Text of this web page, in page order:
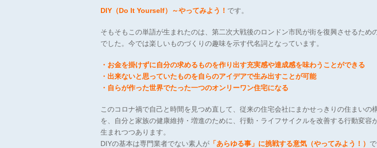
DIY（Do It Yourself）～やってみよう！ です。
そもそもこの単語が生まれたのは、第二次大戦後のロンドン市民が街を復興させるため
でした。今では楽しいものづくりの趣味を示す代名詞となっています。
・お金を掛けずに自分の求めるものを作り出す充実感や達成感を味わうことができる
・出来ないと思っていたものを自らのアイデアで生み出すことが可能
・自らが作った世界でたった一つのオンリーワン住宅になる
このコロナ禍で自己と時間を見つめ直して、従来の住宅会社にまかせっきりの住まいの
を、自分と家族の健康維持・増進のために、行動・ライフサイクルを改善する行動変容
生まれつつあります。
DIYの基本は専門業者でない素人が 「あらゆる事」に挑戦する意気（やってみよう！） で